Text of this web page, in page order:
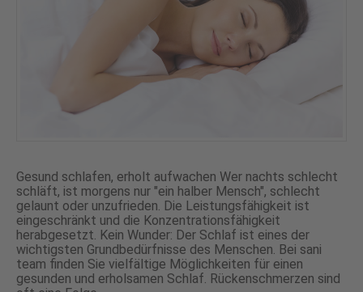
Gesund schlafen, erholt aufwachen Wer nachts schlecht
schläft, ist morgens nur "ein halber Mensch", schlecht
gelaunt oder unzufrieden. Die Leistungsfähigkeit ist
eingeschränkt und die Konzentrationsfähigkeit
herabgesetzt. Kein Wunder: Der Schlaf ist eines der
wichtigsten Grundbedürfnisse des Menschen. Bei sani
team finden Sie vielfältige Möglichkeiten für einen
gesunden und erholsamen Schlaf. Rückenschmerzen sind